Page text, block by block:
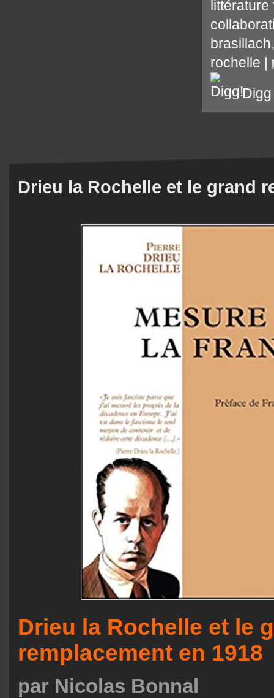
brasillach
rochelle
Digg
Drieu la Rochelle et le grand
Drieu la Rochelle et le
remplacement en 1918
par Nicolas Bonnal